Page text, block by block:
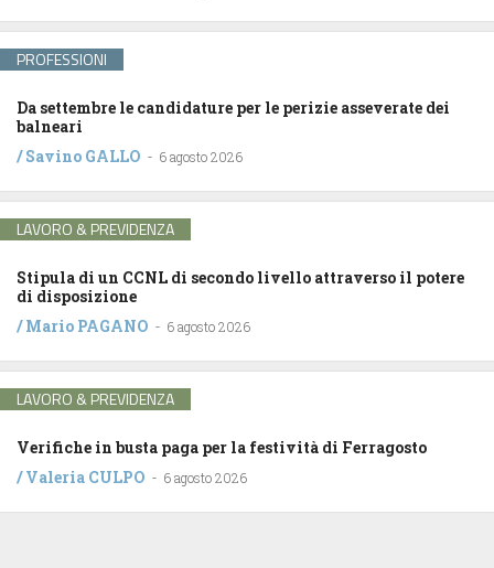
PROFESSIONI
Da settembre le candidature per le perizie asseverate dei
balneari
/Savino GALLO - 6 agosto 2026
LAVORO & PREVIDENZA
Stipula di un CCNL di secondo livello attraverso il potere
di disposizione
/Mario PAGANO - 6 agosto 2026
LAVORO & PREVIDENZA
Verifiche in busta paga per la festività di Ferragosto
/Valeria CULPO - 6 agosto 2026